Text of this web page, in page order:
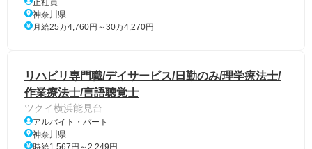
正社員
神奈川県
月給25万4,760円～30万4,270円
リハビリ専門職/デイサービス/日勤のみ/理学療法士/
作業療法士/言語聴覚士
ツクイ横浜能見台
アルバイト・パート
神奈川県
時給1,567円～2,249円